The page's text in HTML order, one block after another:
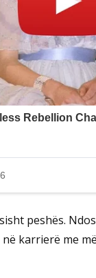
peshës.
karrierë me